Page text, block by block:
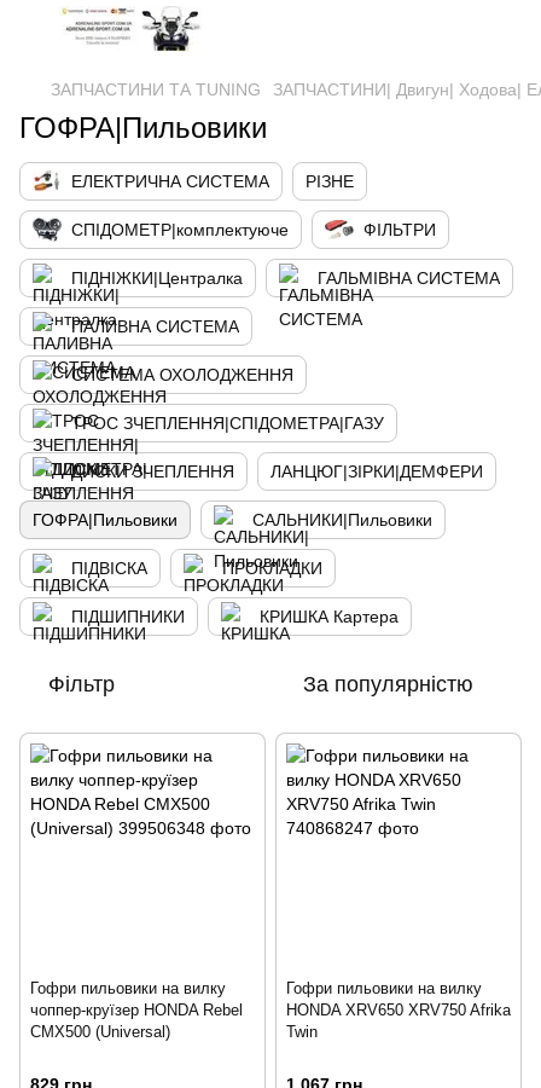
ЗАПЧАСТИНИ ТА ТUNING ЗАПЧАСТИНИ| Двигун| Ходова|
ГОФРА|Пильовики
ЕЛЕКТРИЧНА СИСТЕМА РІЗНЕ
СПІДОМЕТР|комплектуюче ФІЛЬТРИ
ПІДНІЖКИ|Централка ГАЛЬМІВНА СИСТЕМА
ПАЛИВНА СИСТЕМА
СИСТЕМА ОХОЛОДЖЕННЯ
ТРОС ЗЧЕПЛЕННЯ|СПІДОМЕТРА|ГАЗУ
ДИСКИ ЗЧЕПЛЕННЯ ЛАНЦЮГ|ЗІРКИ|ДЕМФЕРИ
ГОФРА|Пильовики САЛЬНИКИ|Пильовики
ПІДВІСКА ПРОКЛАДКИ
ПІДШИПНИКИ КРИШКА Картера
Фільтр За популярністю
Гофри пильовики на вилку
чоппер-круїзер HONDA Rebel
CMX500 (Universal)
Гофри пильовики на вилку
HONDA XRV650 XRV750 Afrika
Twin